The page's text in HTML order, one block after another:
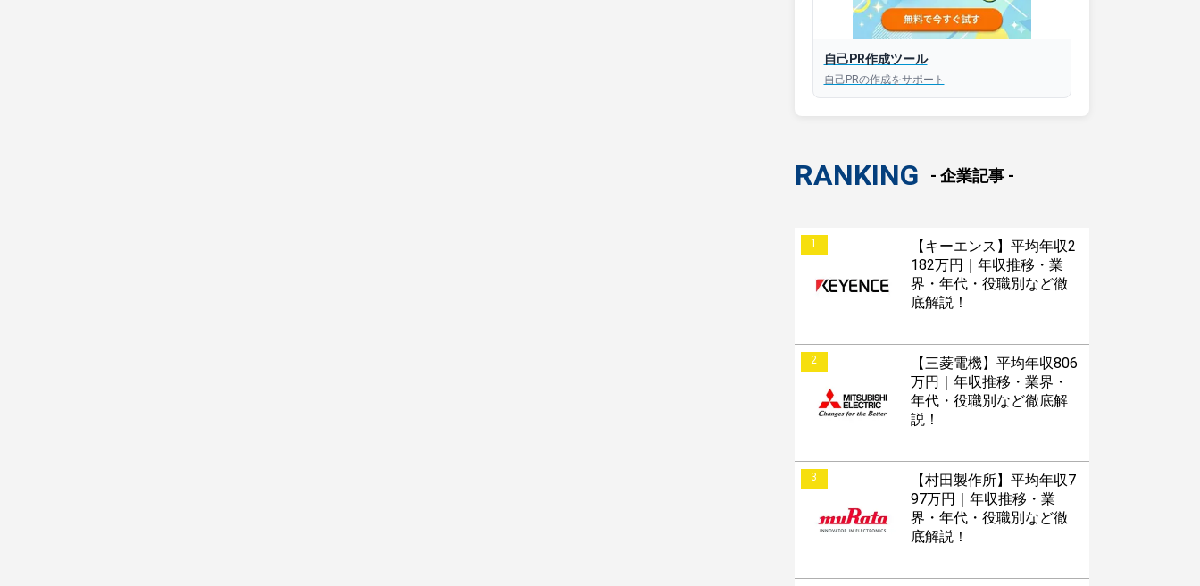
自己PR作成ツール
自己PRの作成をサポート
RANKING - 企業記事 -
1
【キーエンス】平均年収2
182万円｜年収推移・業
界・年代・役職別など徹
底解説！
2
【三菱電機】平均年収806
万円｜年収推移・業界・
年代・役職別など徹底解
説！
3
【村田製作所】平均年収7
97万円｜年収推移・業
界・年代・役職別など徹
底解説！